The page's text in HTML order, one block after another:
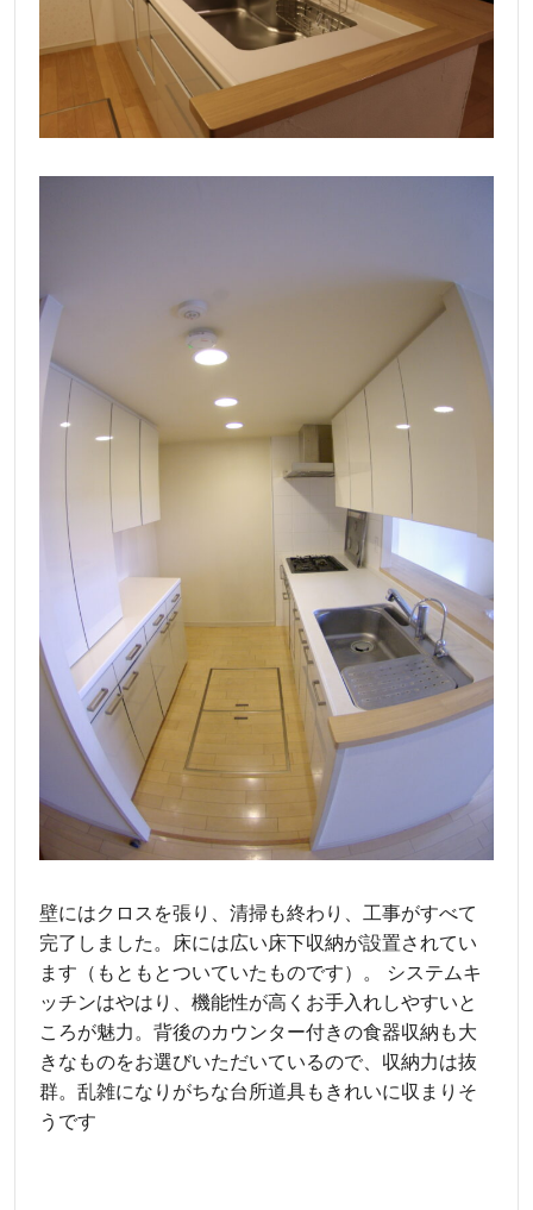
壁にはクロスを張り、清掃も終わり、工事がすべて
完了しました。床には広い床下収納が設置されてい
ます（もともとついていたものです）。 システムキ
ッチンはやはり、機能性が高くお手入れしやすいと
ころが魅力。背後のカウンター付きの食器収納も大
きなものをお選びいただいているので、収納力は抜
群。乱雑になりがちな台所道具もきれいに収まりそ
うです